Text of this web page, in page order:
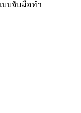
บบจับมือทำ